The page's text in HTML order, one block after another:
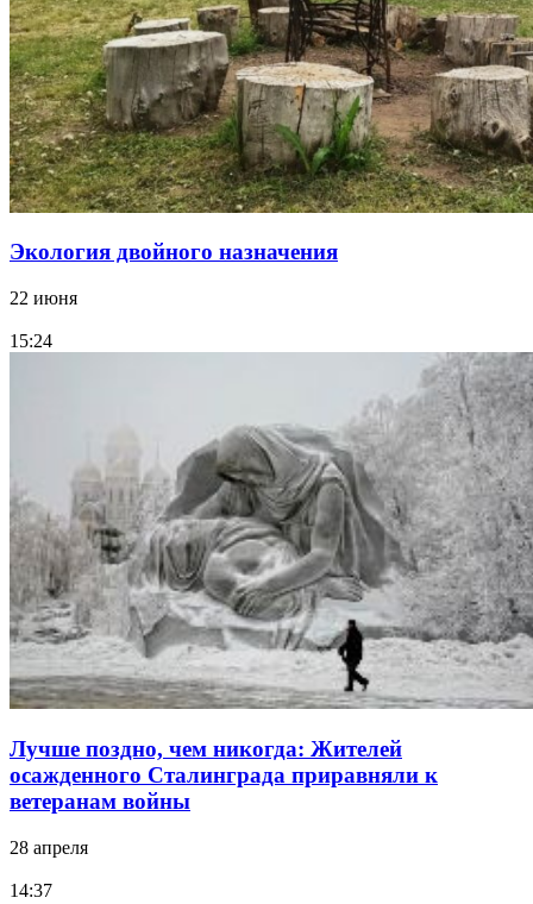
Экология двойного назначения
22 июня
15:24
Лучше поздно, чем никогда: Жителей
осажденного Сталинграда приравняли к
ветеранам войны
28 апреля
14:37